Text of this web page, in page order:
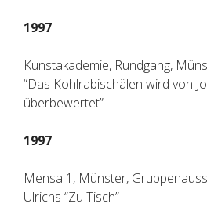
1997
Kunstakademie, Rundgang,
“Das Kohlrabischälen wird von
überbewertet”
1997
Mensa 1, Münster,
Ulrichs “Zu Tisch”